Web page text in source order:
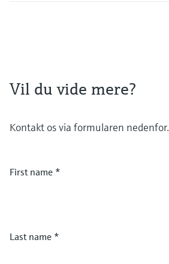
Vil du vide mere?
Kontakt os via formularen nedenfor.
First name *
Last name *